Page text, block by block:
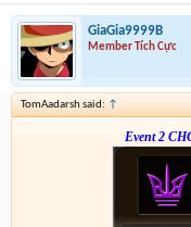
GiaGia9999B
Member Tích Cực
TomAadarsh said: ↑
Event 2